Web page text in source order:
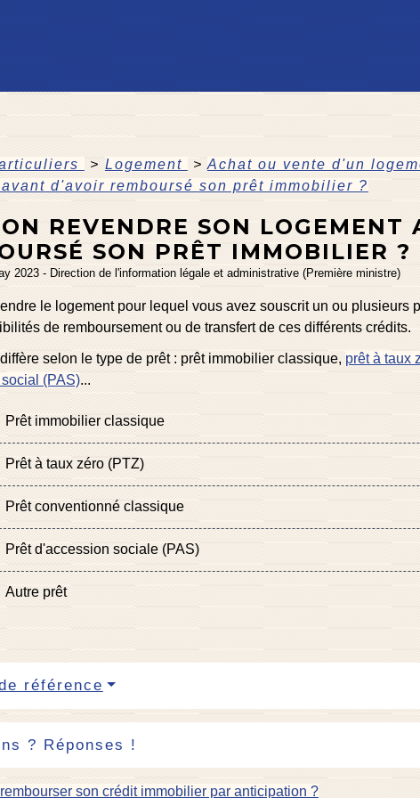
> Logement > Achat ou vente d'un
d'avoir remboursé son prêt immobilier ?
REVENDRE SON LOGEMENT
SON PRÊT IMMOBILIER ?
2023 - Direction de l'information légale et administrative (Première ministre)
le logement pour lequel vous avez souscrit un ou plusieurs
de remboursement ou de transfert de ces différents crédits.
selon le type de prêt : prêt immobilier classique, prêt à taux
(PAS)...
Prêt immobilier classique
Prêt à taux zéro (PTZ)
Prêt conventionné classique
Prêt d'accession sociale (PAS)
Autre prêt
référence
? Réponses !
son crédit immobilier par anticipation ?